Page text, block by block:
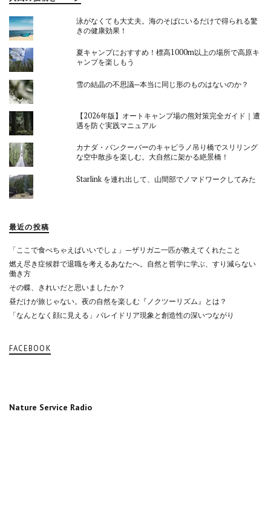
泳がなくても大丈夫。海のそばにいるだけで得られる驚
きの健康効果！
夏キャンプにおすすめ！標高1000m以上の場所で高原キ
ャンプを楽しもう
雪の結晶の不思議─本当に同じ形のものはないのか？
【2026年版】オートキャンプ場の熊対策完全ガイド｜遭
遇を防ぐ実践マニュアル
カナダ・バンクーバーのキャピラノ吊り橋でスリリング
な空中散歩を楽しむ。大自然に架かる絶景橋！
Starlink を連れ出して、山間部でノマドワークしてみた
最近の投稿
「ここで食べちゃえばいいでしょ」—ザリガニ一匹が教えてくれたこと
燃え尽き症候群で退職を考えるあなたへ。自然と哲学に学ぶ、すり減らない
働き方
その蝶、きれいだと思いましたか？
昼だけが旅じゃない。夜の自然を楽しむ『ノクツーリズム』とは？
「なんとなく顔に見える」パレイドリア現象と創造性の深いつながり
FACEBOOK
Nature Service Radio